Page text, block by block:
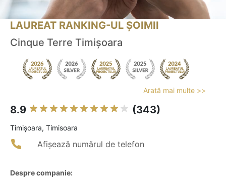
LAUREAT RANKING-UL ȘOIMII
Cinque Terre Timișoara
Arată mai multe >>
8.9 (343)
Timişoara, Timisoara
Afișează numărul de telefon
Despre companie: